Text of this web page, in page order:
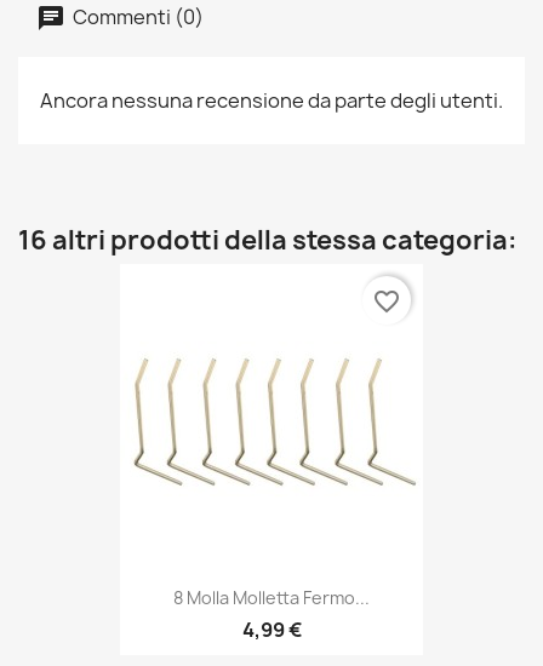
Commenti (0)
Ancora nessuna recensione da parte degli utenti.
16 altri prodotti della stessa categoria:
8 Molla Molletta Fermo...
4,99 €
favorite_border